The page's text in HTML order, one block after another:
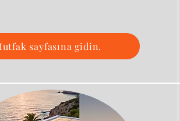
sayfasına gidin.